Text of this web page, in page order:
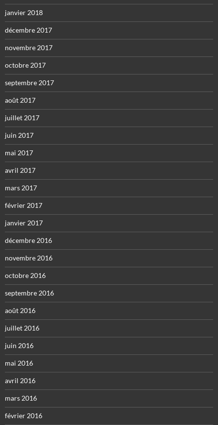
janvier 2018
décembre 2017
novembre 2017
octobre 2017
septembre 2017
août 2017
juillet 2017
juin 2017
mai 2017
avril 2017
mars 2017
février 2017
janvier 2017
décembre 2016
novembre 2016
octobre 2016
septembre 2016
août 2016
juillet 2016
juin 2016
mai 2016
avril 2016
mars 2016
février 2016